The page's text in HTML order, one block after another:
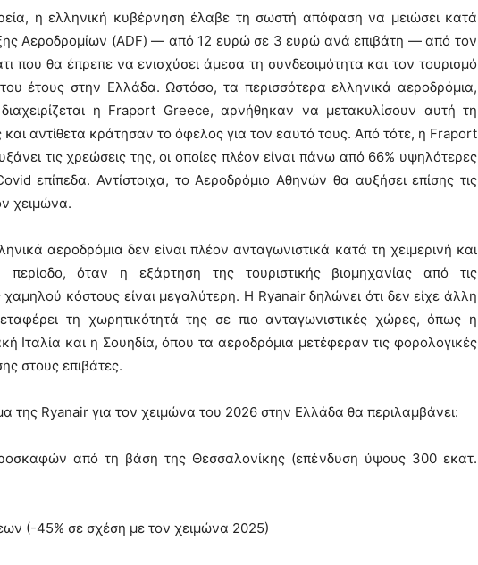
η ελληνική κυβέρνηση έλαβε τη σωστή απόφαση να μειώσει κατά
Αεροδρομίων (ADF) — από 12 ευρώ σε 3 ευρώ ανά επιβάτη — από τον
που θα έπρεπε να ενισχύσει άμεσα τη συνδεσιμότητα και τον τουρισμό
έτους στην Ελλάδα. Ωστόσο, τα περισσότερα ελληνικά αεροδρόμια,
διαχειρίζεται η Fraport Greece, αρνήθηκαν να μετακυλίσουν αυτή τη
και αντίθετα κράτησαν το όφελος για τον εαυτό τους. Από τότε, η Fraport
τις χρεώσεις της, οι οποίες πλέον είναι πάνω από 66% υψηλότερες
επίπεδα. Αντίστοιχα, το Αεροδρόμιο Αθηνών θα αυξήσει επίσης τις
χειμώνα.
αεροδρόμια δεν είναι πλέον ανταγωνιστικά κατά τη χειμερινή και
περίοδο, όταν η εξάρτηση της τουριστικής βιομηχανίας από τις
χαμηλού κόστους είναι μεγαλύτερη. Η Ryanair δηλώνει ότι δεν είχε άλλη
τη χωρητικότητά της σε πιο ανταγωνιστικές χώρες, όπως η
Ιταλία και η Σουηδία, όπου τα αεροδρόμια μετέφεραν τις φορολογικές
στους επιβάτες.
της Ryanair για τον χειμώνα του 2026 στην Ελλάδα θα περιλαμβάνει:
από τη βάση της Θεσσαλονίκης (επένδυση ύψους 300 εκατ.
(-45% σε σχέση με τον χειμώνα 2025)